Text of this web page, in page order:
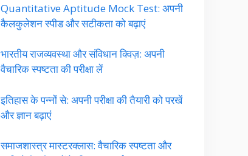
Quantitative Aptitude Mock Test: अपनी
कैलकुलेशन स्पीड और सटीकता को बढ़ाएं
भारतीय राजव्यवस्था और संविधान क्विज़: अपनी
वैचारिक स्पष्टता की परीक्षा लें
इतिहास के पन्नों से: अपनी परीक्षा की तैयारी को परखें
और ज्ञान बढ़ाएं
समाजशास्त्र मास्टरक्लास: वैचारिक स्पष्टता और